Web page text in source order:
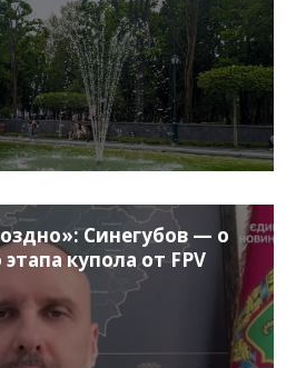
Синегубов — о
купола от FPV